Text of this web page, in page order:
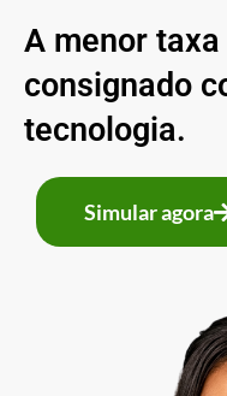
A menor
consignado
tecnologia.
Simular agora